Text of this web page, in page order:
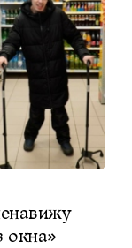
окна»